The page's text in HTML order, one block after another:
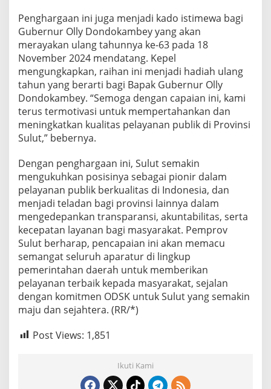
Penghargaan ini juga menjadi kado istimewa bagi
Gubernur Olly Dondokambey yang akan
merayakan ulang tahunnya ke-63 pada 18
November 2024 mendatang. Kepel
mengungkapkan, raihan ini menjadi hadiah ulang
tahun yang berarti bagi Bapak Gubernur Olly
Dondokambey. “Semoga dengan capaian ini, kami
terus termotivasi untuk mempertahankan dan
meningkatkan kualitas pelayanan publik di Provinsi
Sulut,” bebernya.
Dengan penghargaan ini, Sulut semakin
mengukuhkan posisinya sebagai pionir dalam
pelayanan publik berkualitas di Indonesia, dan
menjadi teladan bagi provinsi lainnya dalam
mengedepankan transparansi, akuntabilitas, serta
kecepatan layanan bagi masyarakat. Pemprov
Sulut berharap, pencapaian ini akan memacu
semangat seluruh aparatur di lingkup
pemerintahan daerah untuk memberikan
pelayanan terbaik kepada masyarakat, sejalan
dengan komitmen ODSK untuk Sulut yang semakin
maju dan sejahtera. (RR/*)
Post Views: 1,851
Ikuti Kami